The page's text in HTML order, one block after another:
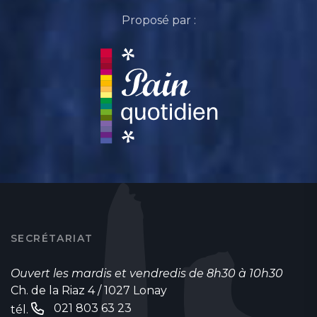
Proposé par :
SECRÉTARIAT
Ouvert les mardis et vendredis de 8h30 à 10h30
Ch. de la Riaz 4 / 1027 Lonay
tél.
021 803 63 23